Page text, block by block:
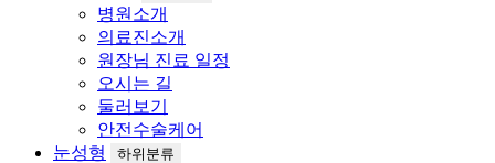
병원소개
의료진소개
원장님 진료 일정
오시는 길
둘러보기
안전수술케어
눈성형
하위분류